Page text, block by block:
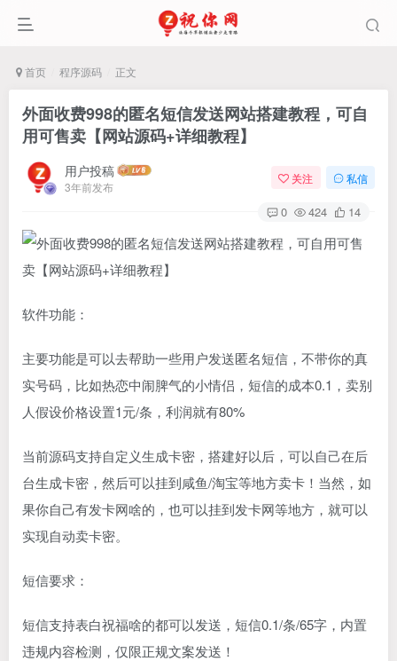
首页 程序源码 正文
外面收费998的匿名短信发送网站搭建教程，可自
用可售卖【网站源码+详细教程】
用户投稿
3年前发布
关注 私信
0 424 14
软件功能：
主要功能是可以去帮助一些用户发送匿名短信，不带你的真
实号码，比如热恋中闹脾气的小情侣，短信的成本0.1，卖别
人假设价格设置1元/条，利润就有80%
当前源码支持自定义生成卡密，搭建好以后，可以自己在后
台生成卡密，然后可以挂到咸鱼/淘宝等地方卖卡！当然，如
果你自己有发卡网啥的，也可以挂到发卡网等地方，就可以
实现自动卖卡密。
短信要求：
短信支持表白祝福啥的都可以发送，短信0.1/条/65字，内置
违规内容检测，仅限正规文案发送！